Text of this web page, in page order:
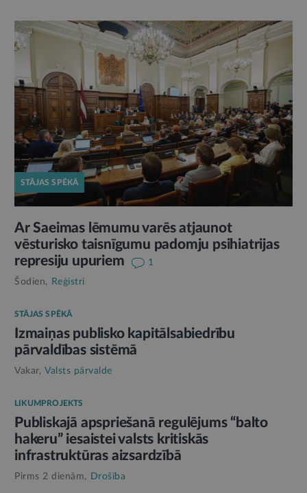
STĀJAS SPĒKĀ
Ar Saeimas lēmumu varēs atjaunot
vēsturisko taisnīgumu padomju psihiatrijas
represiju upuriem
1
Šodien,
Reģistri
STĀJAS SPĒKĀ
Izmaiņas publisko kapitālsabiedrību
pārvaldības sistēmā
Vakar, Valsts pārvalde
LIKUMPROJEKTS
Publiskajā apspriešanā regulējums “balto
hakeru” iesaistei valsts kritiskās
infrastruktūras aizsardzībā
Pirms 2 dienām, Drošība